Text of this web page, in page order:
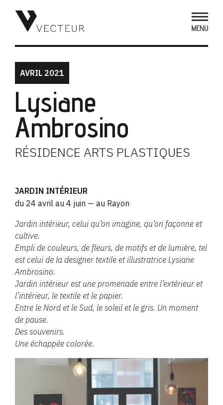
AVRIL 2021
Lysiane
Ambrosino
RÉSIDENCE ARTS PLASTIQUES
JARDIN INTÉRIEUR
du 24 avril au 4 juin — au Rayon
Jardin intérieur, celui qu’on imagine, qu’on façonne et
cultive.
Empli de couleurs, de fleurs, de motifs et de lumière, tel
est celui de la designer textile et illustratrice Lysiane
Ambrosino.
Jardin intérieur est une promenade entre l’extérieur et
l’intérieur, le textile et le papier.
Entre le Nord et le Sud, le soleil et le gris. Un moment
de pause.
Des souvenirs.
Une échappée colorée.